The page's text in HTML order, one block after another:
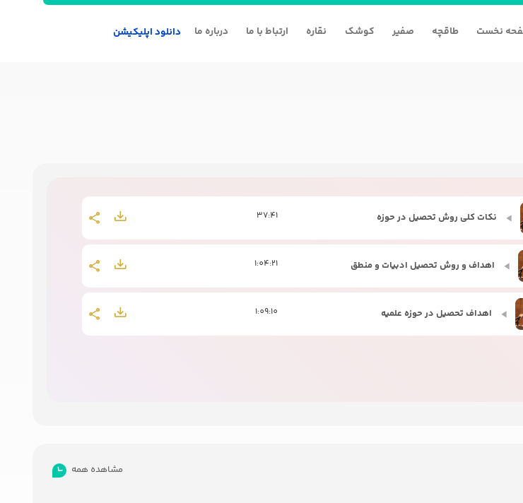
نخست طاقچه صفیر کوشک نقاره ارتباط با ما درباره ما دانلود اپلیکیشن
نکات کلی روش تحصیل در حوزه 37:41
اهداف و روش تحصیل ادبیات و منطق 1:04:21
اهداف تحصیل در حوزه علمیه 1:09:10
مشاهده همه